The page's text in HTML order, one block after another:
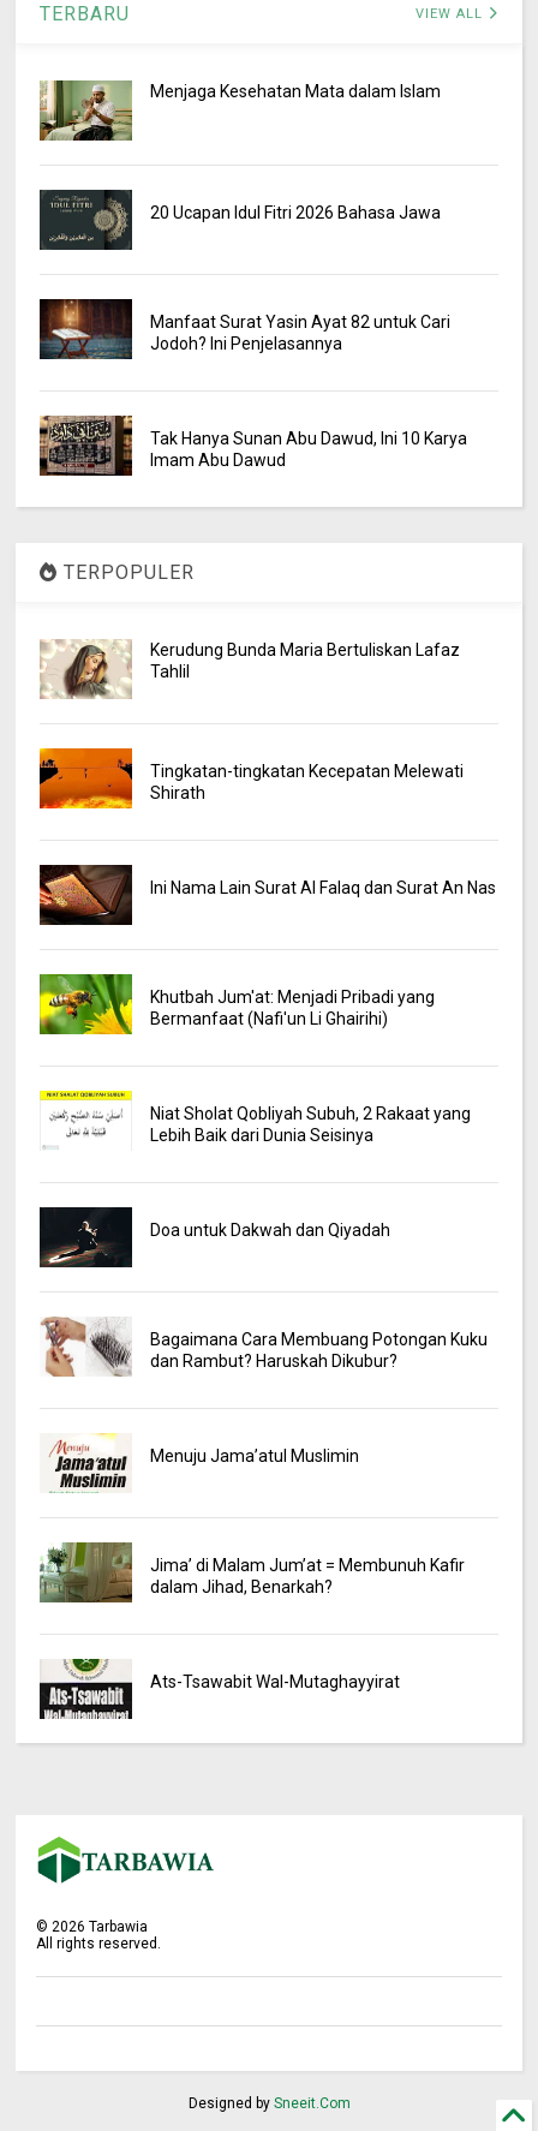
TERBARU VIEW ALL
Menjaga Kesehatan Mata dalam Islam
20 Ucapan Idul Fitri 2026 Bahasa Jawa
Manfaat Surat Yasin Ayat 82 untuk Cari
Jodoh? Ini Penjelasannya
Tak Hanya Sunan Abu Dawud, Ini 10 Karya
Imam Abu Dawud
TERPOPULER
Kerudung Bunda Maria Bertuliskan Lafaz
Tahlil
Tingkatan-tingkatan Kecepatan Melewati
Shirath
Ini Nama Lain Surat Al Falaq dan Surat An Nas
Khutbah Jum'at: Menjadi Pribadi yang
Bermanfaat (Nafi'un Li Ghairihi)
Niat Sholat Qobliyah Subuh, 2 Rakaat yang
Lebih Baik dari Dunia Seisinya
Doa untuk Dakwah dan Qiyadah
Bagaimana Cara Membuang Potongan Kuku
dan Rambut? Haruskah Dikubur?
Menuju Jama’atul Muslimin
Jima’ di Malam Jum’at = Membunuh Kafir
dalam Jihad, Benarkah?
Ats-Tsawabit Wal-Mutaghayyirat
©2026 Tarbawia
All rights reserved.
Designed by Sneeit.Com